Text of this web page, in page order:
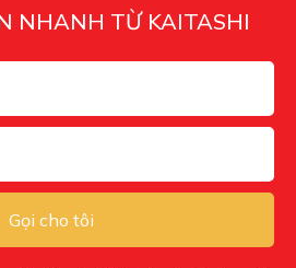
NHANH TỪ KAITASHI
Gọi cho tôi